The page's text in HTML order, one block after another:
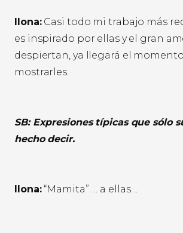
Ilona:Casi todo mi trabajo más
es inspirado por ellas y el gran
despiertan, ya llegará el
mostrarles.
SB: Expresiones típicas que sólo
hecho decir.
Ilona:“Mamita” … a ellas…